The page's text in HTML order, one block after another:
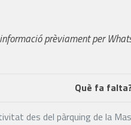
prèviament per
Què fa
des del pàrquing de la